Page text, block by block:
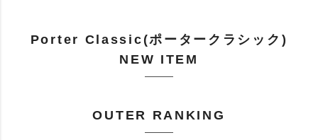
Porter Classic(ポータークラシック)
NEW ITEM
OUTER RANKING